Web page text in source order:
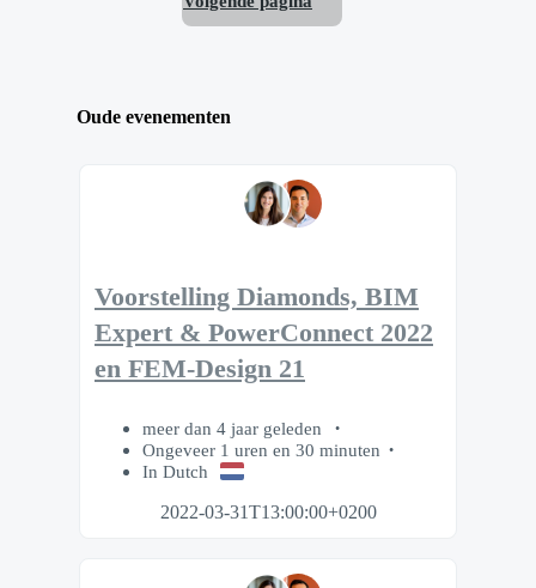
Oude evenementen
Voorstelling Diamonds, BIM
Expert & PowerConnect 2022
en FEM-Design 21
meer dan 4 jaar geleden
Ongeveer 1 uren en 30 minuten
In Dutch
2022-03-31T13:00:00+0200